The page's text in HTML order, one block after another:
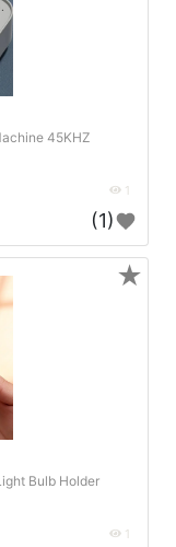
45KHZ
1
(1)
Bulb Holder
1
★